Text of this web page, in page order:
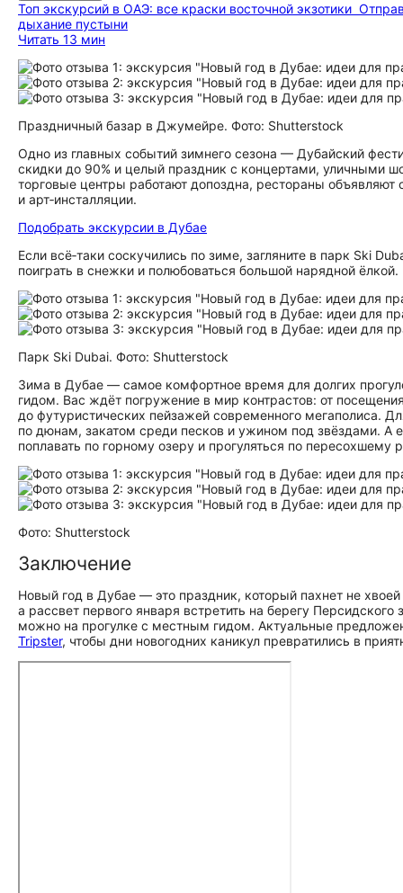
Топ экскурсий в ОАЭ: все краски восточной экзотики
дыхание пустыни
Читать 13 мин
Праздничный базар в Джумейре. Фото: Shutterstock
Одно из главных событий зимнего сезона — Дубайский
скидки до 90% и целый праздник с концертами, уличными
торговые центры работают допоздна, рестораны
и арт‑инсталляции.
Подобрать экскурсии в Дубае
Если всё‑таки соскучились по зиме, загляните в парк Ski
поиграть в снежки и полюбоваться большой нарядной
Парк Ski Dubai. Фото: Shutterstock
Зима в Дубае — самое комфортное время для долгих
гидом. Вас ждёт погружение в мир контрастов: от
до футуристических пейзажей современного мегаполиса.
по дюнам, закатом среди песков и ужином под звёздами. А
поплавать по горному озеру и прогуляться по пересохшему
Фото: Shutterstock
Заключение
Новый год в Дубае — это праздник, который пахнет не
а рассвет первого января встретить на берегу
можно на прогулке с местным гидом. Актуальные
Tripster, чтобы дни новогодних каникул превратились в